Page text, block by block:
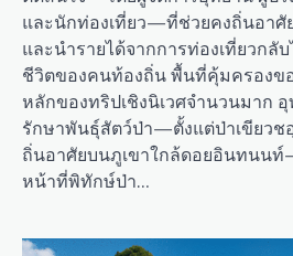
และนักท่องเที่ยว—ที่ช่วยคงถิ่นอา
และนำรายได้จากการท่องเที่ยวกลั
ชีวิตของคนท้องถิ่น พื้นที่คุ้มครองข
หลักของทริปเชิงนิเวศจำนวนมาก
รักษาพันธุ์สัตว์ป่า—ตั้งแต่ป่าเขียวช
ถิ่นอาศัยบนภูเขาใกล้ดอยอินทนนท์
หน้าที่พิทักษ์ป่า…